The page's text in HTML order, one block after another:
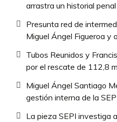
arrastra un historial
Presunta red de
Miguel Ángel Figueroa y
Tubos Reunidos y
por el rescate de 112,8
Miguel Ángel Santiago
gestión interna de la
La pieza SEPI investiga